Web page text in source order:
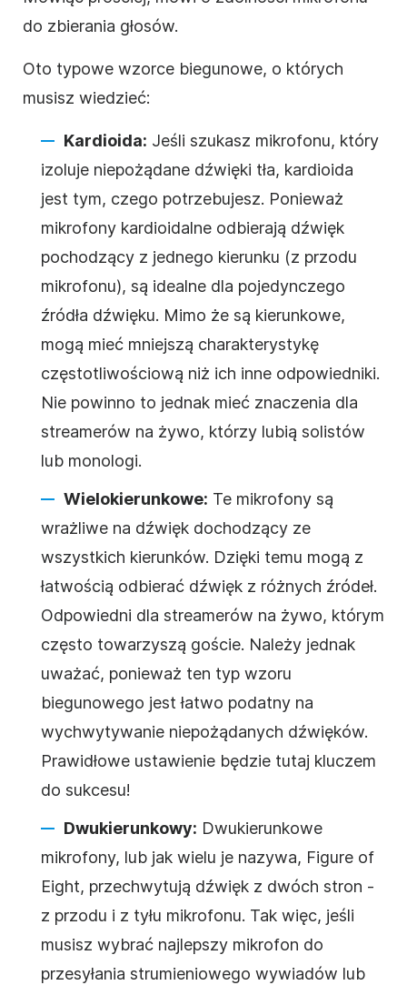
do zbierania głosów.
Oto typowe wzorce biegunowe, o których
musisz wiedzieć:
Kardioida: Jeśli szukasz mikrofonu, który
izoluje niepożądane dźwięki tła, kardioida
jest tym, czego potrzebujesz. Ponieważ
mikrofony kardioidalne odbierają dźwięk
pochodzący z jednego kierunku (z przodu
mikrofonu), są idealne dla pojedynczego
źródła dźwięku. Mimo że są kierunkowe,
mogą mieć mniejszą charakterystykę
częstotliwościową niż ich inne odpowiedniki.
Nie powinno to jednak mieć znaczenia dla
streamerów na żywo, którzy lubią solistów
lub monologi.
Wielokierunkowe: Te mikrofony są
wrażliwe na dźwięk dochodzący ze
wszystkich kierunków. Dzięki temu mogą z
łatwością odbierać dźwięk z różnych źródeł.
Odpowiedni dla streamerów na żywo, którym
często towarzyszą goście. Należy jednak
uważać, ponieważ ten typ wzoru
biegunowego jest łatwo podatny na
wychwytywanie niepożądanych dźwięków.
Prawidłowe ustawienie będzie tutaj kluczem
do sukcesu!
Dwukierunkowy: Dwukierunkowe
mikrofony, lub jak wielu je nazywa, Figure of
Eight, przechwytują dźwięk z dwóch stron -
z przodu i z tyłu mikrofonu. Tak więc, jeśli
musisz wybrać najlepszy mikrofon do
przesyłania strumieniowego wywiadów lub